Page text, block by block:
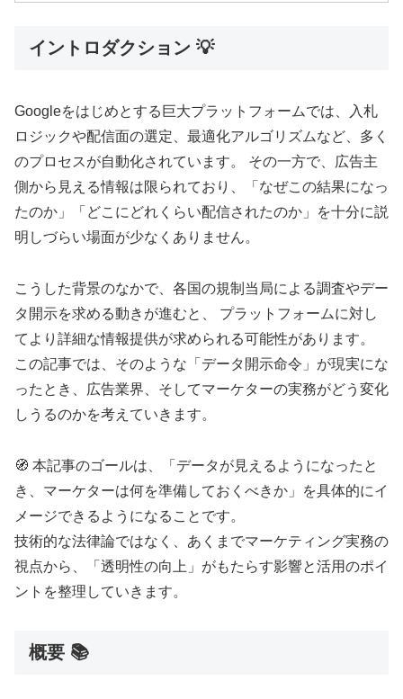
イントロダクション 💡
Googleをはじめとする巨大プラットフォームでは、入札
ロジックや配信面の選定、最適化アルゴリズムなど、多く
のプロセスが自動化されています。 その一方で、広告主
側から見える情報は限られており、「なぜこの結果になっ
たのか」「どこにどれくらい配信されたのか」を十分に説
明しづらい場面が少なくありません。
こうした背景のなかで、各国の規制当局による調査やデー
タ開示を求める動きが進むと、 プラットフォームに対し
てより詳細な情報提供が求められる可能性があります。
この記事では、そのような「データ開示命令」が現実にな
ったとき、広告業界、そしてマーケターの実務がどう変化
しうるのかを考えていきます。
🧭 本記事のゴールは、「データが見えるようになったと
き、マーケターは何を準備しておくべきか」を具体的にイ
メージできるようになることです。
技術的な法律論ではなく、あくまでマーケティング実務の
視点から、「透明性の向上」がもたらす影響と活用のポイ
ントを整理していきます。
概要 📚